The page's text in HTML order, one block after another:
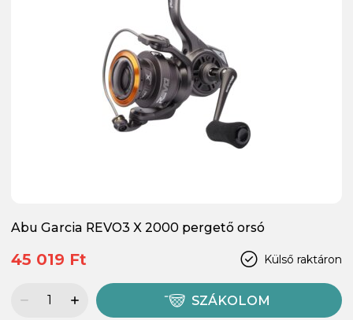
Abu Garcia REVO3 X 2000 pergető orsó
Külső raktáron
45 019 Ft
SZÁKOLOM